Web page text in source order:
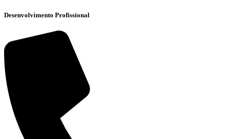
Desenvolvimento Profissional